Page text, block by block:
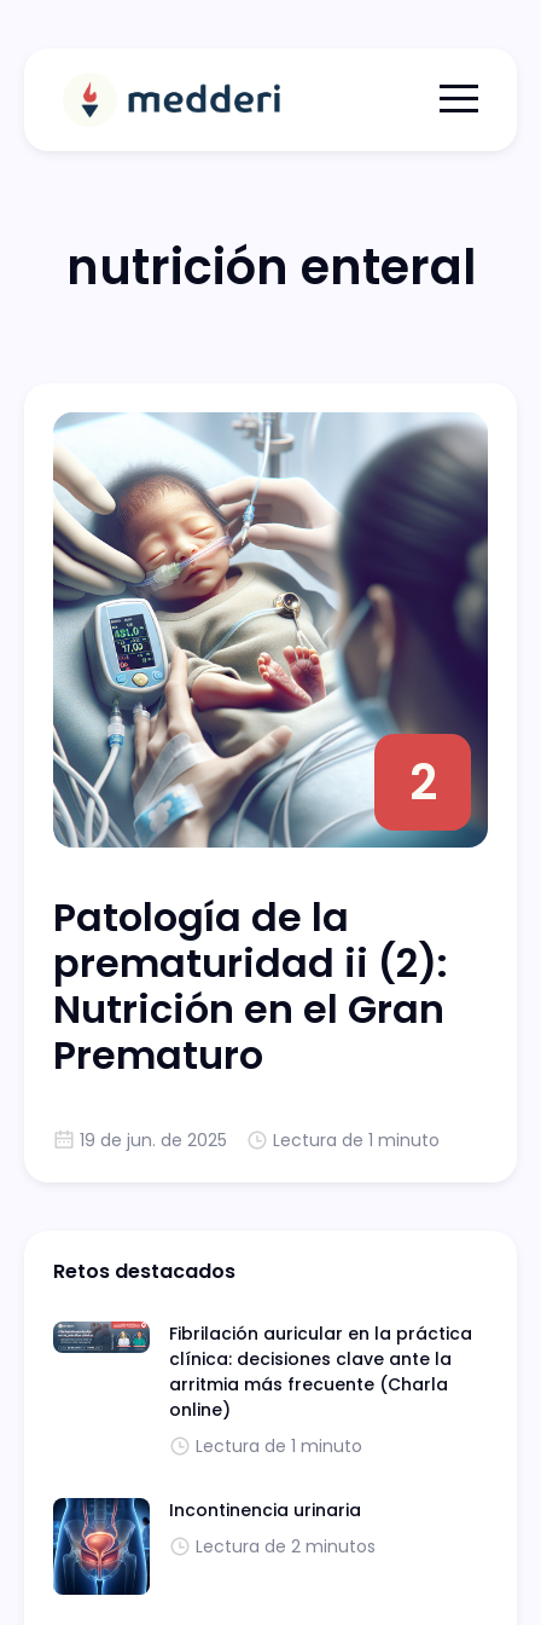
Menu
nutrición enteral
2
Patología de la
prematuridad ii (2):
Nutrición en el Gran
Prematuro
19 de jun. de 2025 Lectura de 1 minuto
Retos destacados
Fibrilación auricular en la práctica
clínica: decisiones clave ante la
arritmia más frecuente (Charla
online)
Lectura de 1 minuto
Incontinencia urinaria
Lectura de 2 minutos